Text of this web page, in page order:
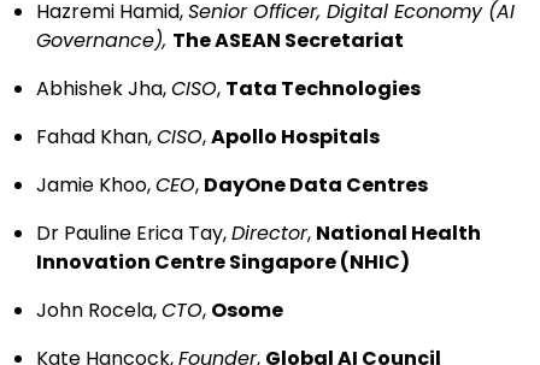
Hazremi Hamid,Senior Officer, Digital Economy (AI
Governance), The ASEAN Secretariat
Abhishek Jha,CISO, Tata Technologies
Fahad Khan,CISO,Apollo Hospitals
Jamie Khoo,CEO, DayOne Data Centres
Dr Pauline Erica Tay,Director, National Health
Innovation Centre Singapore (NHIC)
John Rocela,CTO, Osome
Kate Hancock,Founder, Global AI Council